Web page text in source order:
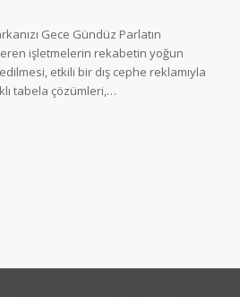
Gece Gündüz Parlatın
işletmelerin rekabetin yoğun
etkili bir dış cephe reklamıyla
tabela çözümleri,…